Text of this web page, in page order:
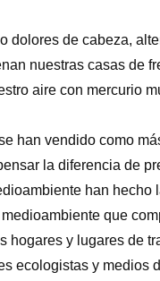
dolores de cabeza,
nuestras casas de
aire con mercurio
han vendido como
la diferencia de
han hecho
que
hogares y lugares de
ecologistas y medios